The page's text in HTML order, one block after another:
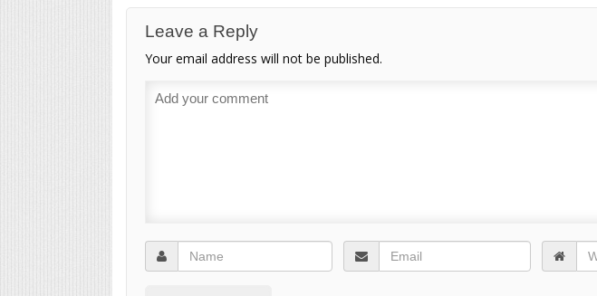
Leave a Reply
Your email address will not be published.